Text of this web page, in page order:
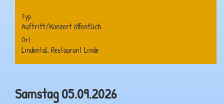
Typ
Auftritt/Konzert öffentlich
Ort
Lindental, Restaurant Linde
Samstag 05.09.2026